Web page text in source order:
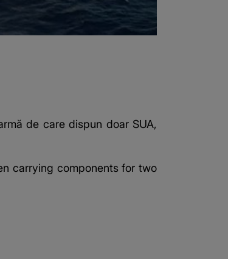
de care dispun ​doar SUA,
carrying components for two